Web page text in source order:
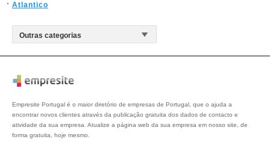
Atlantico
Empresite Portugal é o maior diretório de empresas de Portugal, que o ajuda a
encontrar novos clientes através da publicação gratuita dos dados de contacto e
atividade da sua empresa. Atualize a página web da sua empresa em nosso site, de
forma gratuita, hoje mesmo.